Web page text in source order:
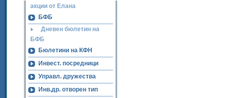
акции от Елана
БФБ
Дневен бюлетин на
БФБ
Бюлетини на КФН
Инвест. посредници
Управл. дружества
Инв.др. отворен тип